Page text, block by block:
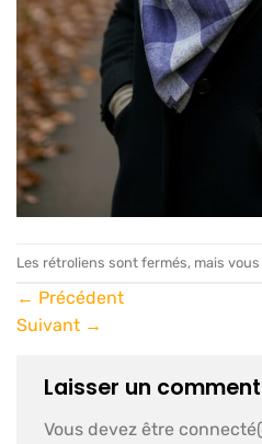
Les rétroliens sont fermés, mais
← Précédent
Suivant →
Laisser un
Vous devez être